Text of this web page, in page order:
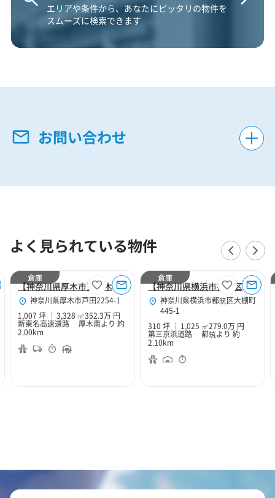
エリアや条件から、あなたにピッタリの物件を
スムーズに検索できます
お問い合わせ
よく見られている物件
【神奈川県厚木市】厚木１０２
神奈川県厚木市戸田2254-1
1,007 坪
3,328 ㎡352.3万 円
新東名高速道路 厚木南より 約
2.00km
倉庫
【神奈川県横浜市都筑区】横浜中央２
神奈川県横浜市都筑区大棚町
445-1
310 坪
1,025 ㎡279.0万 円
第三京浜道路 都筑より 約
2.10km
倉庫